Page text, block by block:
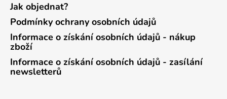
Jak objednat?
Podmínky ochrany osobních údajů
Informace o získání osobních údajů - nákup
zboží
Informace o získání osobních údajů - zasílání
newsletterů